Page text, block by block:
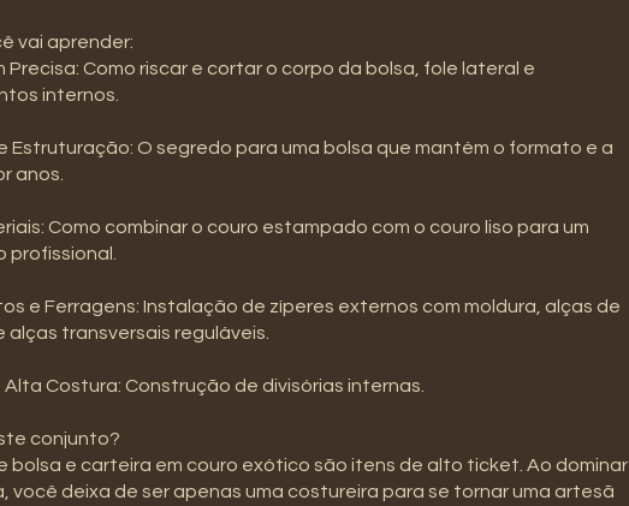
vai aprender:
Precisa: Como riscar e cortar o corpo da bolsa, fole lateral e
internos.
Estruturação: O segredo para uma bolsa que mantém o formato e a
anos.
Como combinar o couro estampado com o couro liso para um
e Ferragens: Instalação de zíperes externos com moldura, alças de
alças transversais reguláveis.
Alta Costura: Construção de divisórias internas.
conjunto?
bolsa e carteira em couro exótico são itens de alto ticket. Ao dominar
você deixa de ser apenas uma costureira para se tornar uma artesã